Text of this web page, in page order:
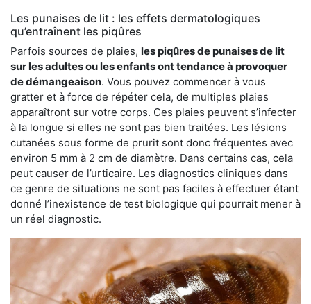
Les punaises de lit : les effets dermatologiques
qu’entraînent les piqûres
Parfois sources de plaies, les piqûres de punaises de lit
sur les adultes ou les enfants ont tendance à provoquer
de démangeaison. Vous pouvez commencer à vous
gratter et à force de répéter cela, de multiples plaies
apparaîtront sur votre corps. Ces plaies peuvent s’infecter
à la longue si elles ne sont pas bien traitées. Les lésions
cutanées sous forme de prurit sont donc fréquentes avec
environ 5 mm à 2 cm de diamètre. Dans certains cas, cela
peut causer de l’urticaire. Les diagnostics cliniques dans
ce genre de situations ne sont pas faciles à effectuer étant
donné l’inexistence de test biologique qui pourrait mener à
un réel diagnostic.